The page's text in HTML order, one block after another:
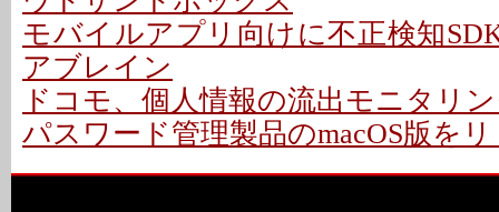
モバイルアプリ向けに不正検知
アブレイン
ドコモ、個人情報の流出モニタリ
パスワード管理製品のmacOS版を